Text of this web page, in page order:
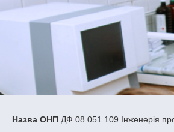
Назва ОНПДФ 08.051.109 Інженерія